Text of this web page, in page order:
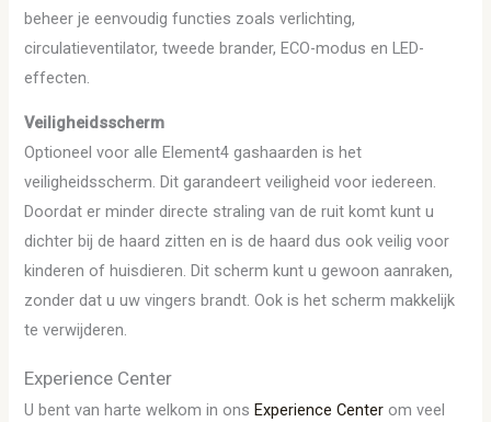
beheer je eenvoudig functies zoals verlichting,
circulatieventilator, tweede brander, ECO-modus en LED-
effecten.
Veiligheidsscherm
Optioneel voor alle Element4 gashaarden is het
veiligheidsscherm. Dit garandeert veiligheid voor iedereen.
Doordat er minder directe straling van de ruit komt kunt u
dichter bij de haard zitten en is de haard dus ook veilig voor
kinderen of huisdieren. Dit scherm kunt u gewoon aanraken,
zonder dat u uw vingers brandt. Ook is het scherm makkelijk
te verwijderen.
Experience Center
U bent van harte welkom in onsExperience Center om veel